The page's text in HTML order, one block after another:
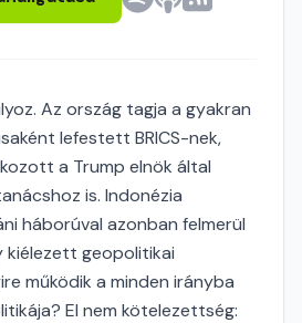
Az ország tagja a gyakran
lefestett BRICS-nek,
a Trump elnök által
is. Indonézia
háborúval azonban felmerül
kiélezett geopolitikai
működik a minden irányba
El nem kötelezettség: